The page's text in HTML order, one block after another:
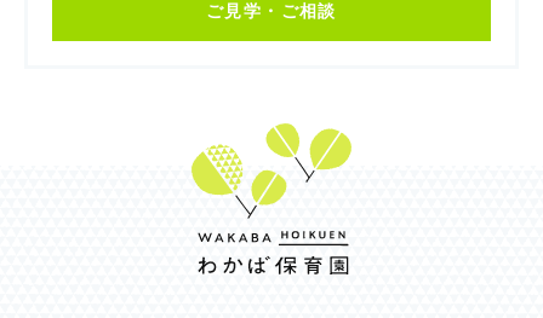
ご見学・ご相談